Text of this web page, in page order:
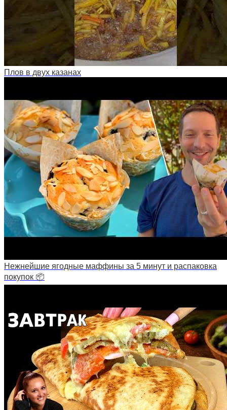
Плов в двух казанах
Нежнейшие ягодные маффины за 5 минут и распаковка
покупок 📦